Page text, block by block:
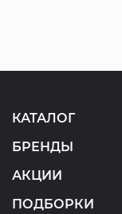
КАТАЛОГ
БРЕНДЫ
АКЦИИ
ПОДБОРКИ